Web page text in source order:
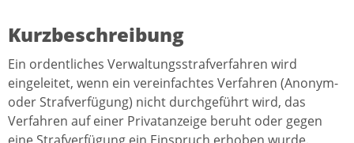
Kurzbeschreibung
Ein ordentliches Verwaltungsstrafverfahren wird
eingeleitet, wenn ein vereinfachtes Verfahren (Anonym-
oder Strafverfügung) nicht durchgeführt wird, das
Verfahren auf einer Privatanzeige beruht oder gegen